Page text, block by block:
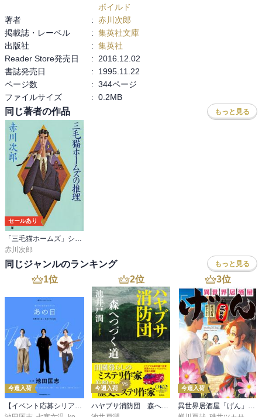
大騒動の笑いと涙の物語。
映画好きの赤川次郎らしい作品だが，映画というよりはテレビドラ
マの台本が似合うと思われる珍しい物語。
ボイルド
著者
: 赤川次郎
掲載誌・レーベル
: 集英社文庫
出版社
: 集英社
Reader Store発売日
:
2016.12.02
書誌発売日
:
1995.11.22
ページ数
: 344ページ
ファイルサイズ
: 0.2MB
同じ著者の作品 もっと見る
セールあり
「三毛猫ホームズ」シリーズ
赤川次郎
同じジャンルのランキング もっと見る
1位
今週入荷
2位
今週入荷
3位
今週入荷